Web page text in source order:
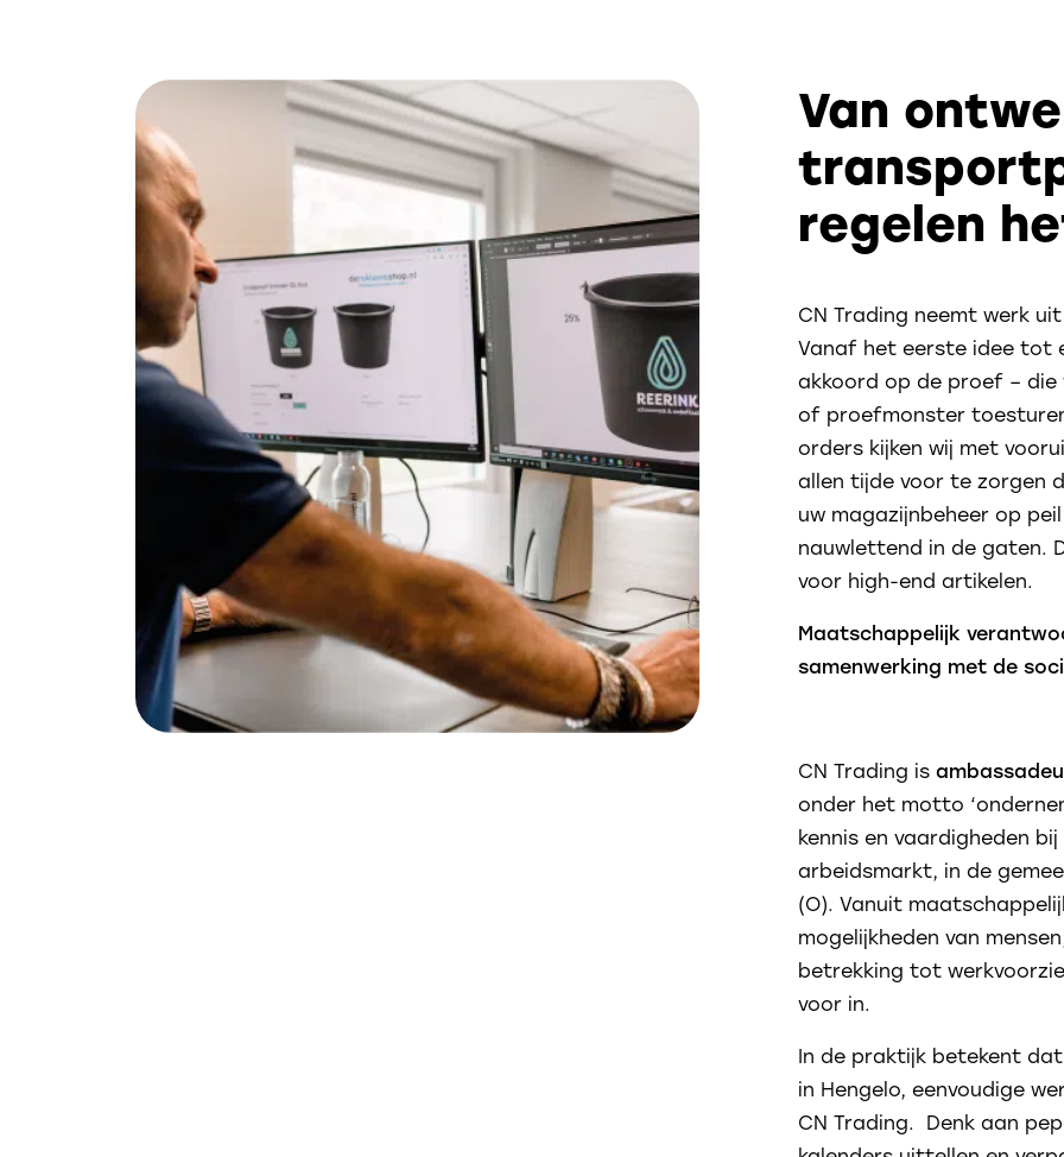
Van
regelen
CN Trading neemt werk
Vanaf het eerste idee tot
akkoord op de proef –
of proefmonster
orders kijken wij met
allen tijde voor te zorgen
uw magazijnbeheer op
nauwlettend in de gaten.
voor high-end artikelen.
Maatschappelijk
samenwerking met de
CN Trading is
onder het motto
kennis en vaardigheden
arbeidsmarkt, in de
(O). Vanuit
mogelijkheden van
betrekking tot
voor in.
In de praktijk betekent
in Hengelo, eenvoudige
CN Trading. Denk aan